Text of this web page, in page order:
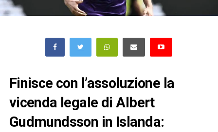
Finisce con l’assoluzione la
vicenda legale di Albert
Gudmundsson in Islanda: